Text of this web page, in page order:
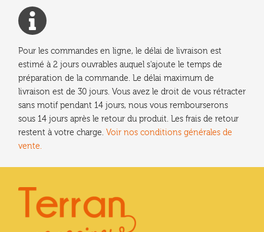
Pour les commandes en ligne, le délai de livraison est
estimé à 2 jours ouvrables auquel s'ajoute le temps de
préparation de la commande. Le délai maximum de
livraison est de 30 jours. Vous avez le droit de vous rétracter
sans motif pendant 14 jours, nous vous rembourserons
sous 14 jours après le retour du produit. Les frais de retour
restent à votre charge. Voir nos conditions générales de
vente.